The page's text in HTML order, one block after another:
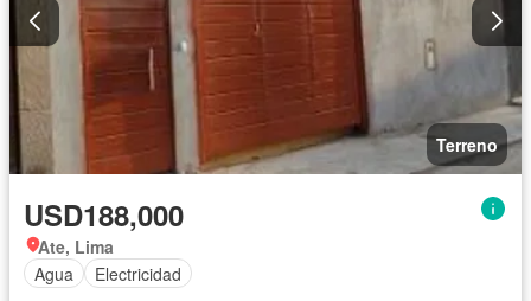
Terreno
USD188,000
Ate, Lima
Agua
Electricidad